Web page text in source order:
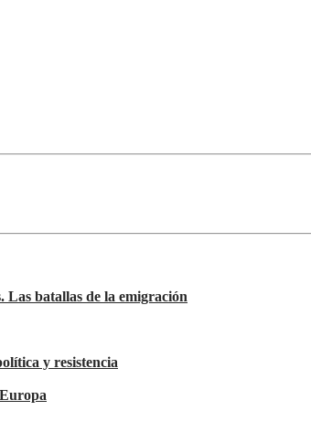
Las batallas de la emigración
y resistencia